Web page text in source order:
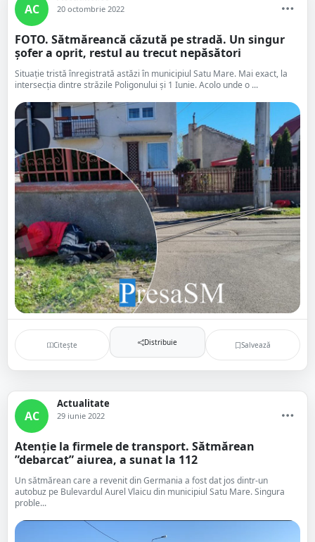
AC 20 octombrie 2022
FOTO. Sătmăreancă căzută pe stradă. Un singur
șofer a oprit, restul au trecut nepăsători
Situație tristă înregistrată astăzi în municipiul Satu Mare. Mai exact, la
intersecția dintre străzile Poligonului și 1 Iunie. Acolo unde o ...
Citește Distribuie Salvează
AC
Actualitate
29 iunie 2022
Atenție la firmele de transport. Sătmărean
”debarcat” aiurea, a sunat la 112
Un sătmărean care a revenit din Germania a fost dat jos dintr-un
autobuz pe Bulevardul Aurel Vlaicu din municipiul Satu Mare. Singura
proble...